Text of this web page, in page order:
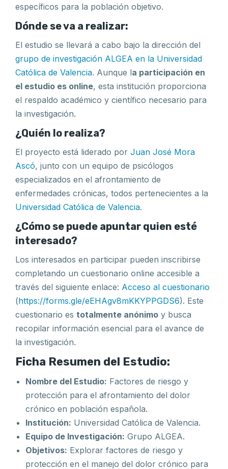
específicos para la población objetivo.
Dónde se va a realizar:
El estudio se llevará a cabo bajo la dirección del
grupo de investigación ALGEA en la Universidad
Católica de Valencia. Aunque la participación en
el estudio es online, esta institución proporciona
el respaldo académico y científico necesario para
la investigación.
¿Quién lo realiza?
El proyecto está liderado por Juan José Mora
Ascó, junto con un equipo de psicólogos
especializados en el afrontamiento de
enfermedades crónicas, todos pertenecientes a la
Universidad Católica de Valencia.
¿Cómo se puede apuntar quien esté
interesado?
Los interesados en participar pueden inscribirse
completando un cuestionario online accesible a
través del siguiente enlace: Acceso al cuestionario
(https://forms.gle/eEHAgv8mKKYPPGDS6). Este
cuestionario es totalmente anónimo y busca
recopilar información esencial para el avance de
la investigación.
Ficha Resumen del Estudio:
Nombre del Estudio: Factores de riesgo y
protección para el afrontamiento del dolor
crónico en población española.
Institución: Universidad Católica de Valencia.
Equipo de Investigación: Grupo ALGEA.
Objetivos: Explorar factores de riesgo y
protección en el manejo del dolor crónico para